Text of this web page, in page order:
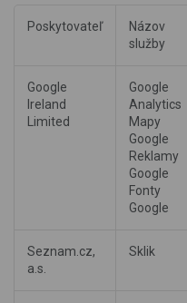
Poskytovateľ
Názov
služby
Google
Ireland
Limited
Google
Analytics
Mapy
Google
Reklamy
Google
Fonty
Google
Seznam.cz,
a.s.
Sklik